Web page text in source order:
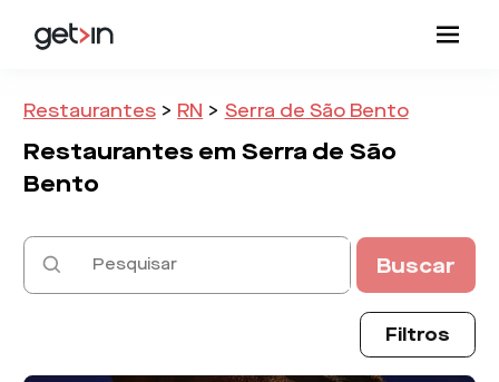
Restaurantes > RN > Serra de São Bento
Restaurantes emSerra de São
Bento
Buscar
Filtros